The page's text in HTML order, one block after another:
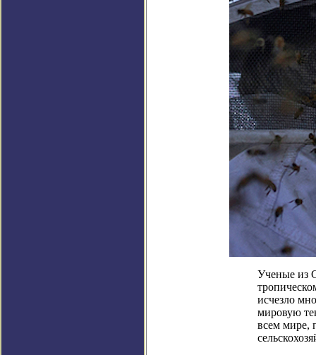
Ученые из
исчезло
мировую
всем мире,